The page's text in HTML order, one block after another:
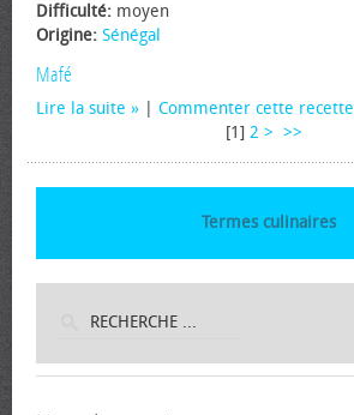
Difficulté: moyen
Origine: Sénégal
Mafé
Lire la suite
Commenter cette recette
[1] 2 > >>
Termes culinaires